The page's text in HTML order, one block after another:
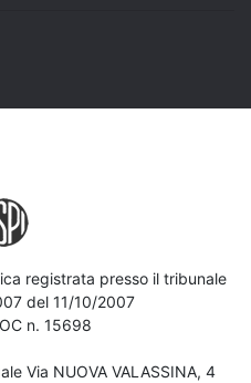
registrata presso il tribunale
del 11/10/2007
n. 15698
Via NUOVA VALASSINA, 4